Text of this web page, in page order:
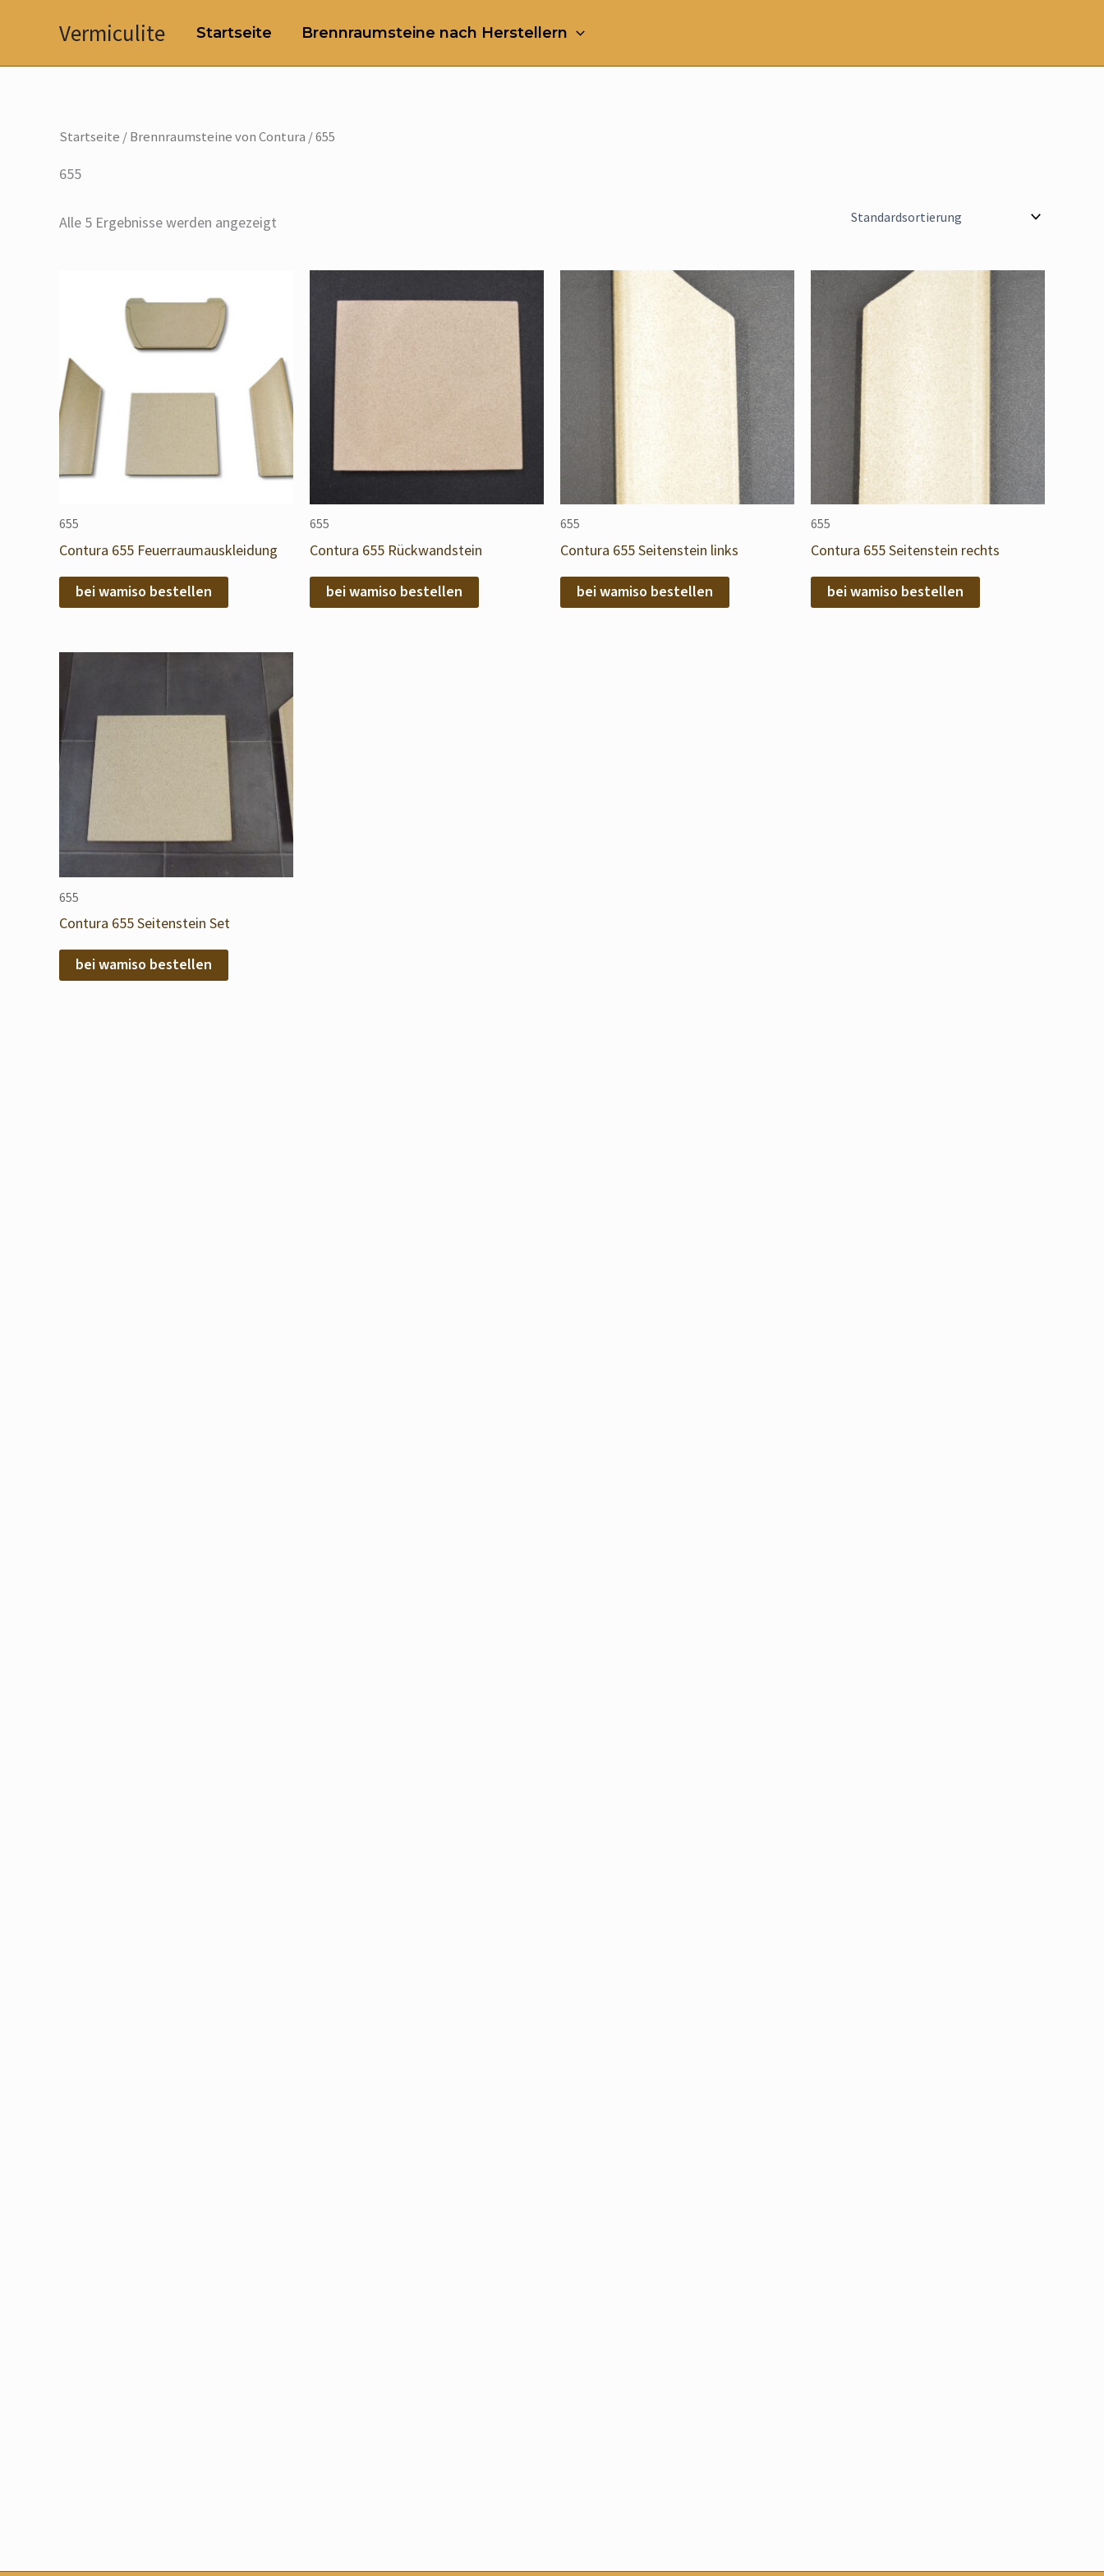
Vermiculite Startseite Brennraumsteine nach Herstellern
Startseite /Brennraumsteine von Contura / 655
655
Alle 5 Ergebnisse werden angezeigt
655
Contura 655 Feuerraumauskleidung
bei wamiso bestellen
655
Contura 655 Rückwandstein
bei wamiso bestellen
655
Contura 655 Seitenstein links
bei wamiso bestellen
655
Contura 655 Seitenstein rechts
bei wamiso bestellen
655
Contura 655 Seitenstein Set
bei wamiso bestellen